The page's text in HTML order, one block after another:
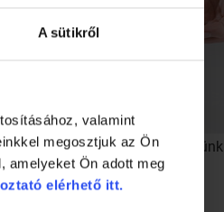
A sütikről
valamint
megosztjuk az Ön
amelyeket Ön adott meg
elérhető itt.
védelmet
a
fehérnemű próbájánál ügyeljünk
anyaggal. A megvásárolt